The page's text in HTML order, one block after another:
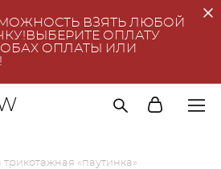
ВЗЯТЬ ЛЮБОЙ
ОПЛАТУ
ОПЛАТЫ ИЛИ
трикотажная «паутинка»